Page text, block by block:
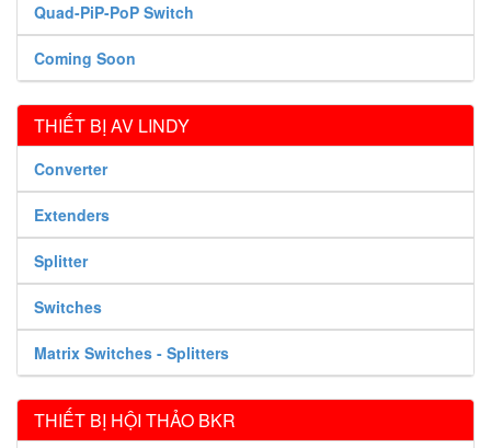
Quad-PiP-PoP Switch
Coming Soon
THIẾT BỊ AV LINDY
Converter
Extenders
Splitter
Switches
Matrix Switches - Splitters
THIẾT BỊ HỘI THẢO BKR